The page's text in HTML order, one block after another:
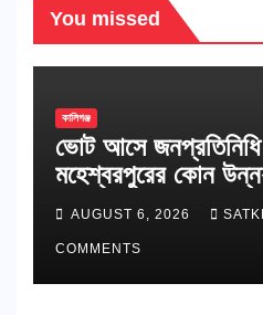
You missed
কালিগঞ্জ
ভোট আসে
মহেশ্বরপুরের কোন
AUGUST 6, 2026
COMMENTS